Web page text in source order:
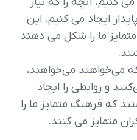
ایجاد می کنیم. این
ما را شکل می دهند
می‌خواهند می‌خواهند،
و روابطی را ایجاد
که فرهنگ متمایز ما را
متمایز می کنند.